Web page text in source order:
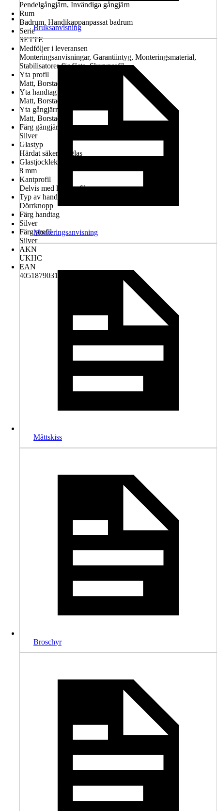
Pendelgångjärn, Invändiga gångjärn
Rum
Badrum, Handikappanpassat badrum
Serie
SETTE
Medföljer i leveransen
Monteringsanvisningar, Garantiintyg, Monteringsmaterial,
Stabilisatorer för fäste, Skarvprofil
Yta profil
Matt, Borstad
Yta handtag
Matt, Borstad
Yta gångjärn
Matt, Borstad
Färg gångjärn
Silver
Glastyp
Härdat säkerhetsglas
Glastjocklek
8 mm
Kantprofil
Delvis med kantprofil
Typ av handtag
Dörrknopp
Färg handtag
Silver
Färg profil
Silver
AKN
UKHC
EAN
4051879031714
Bruksanvisning
Monteringsanvisning
Måttskiss
Broschyr